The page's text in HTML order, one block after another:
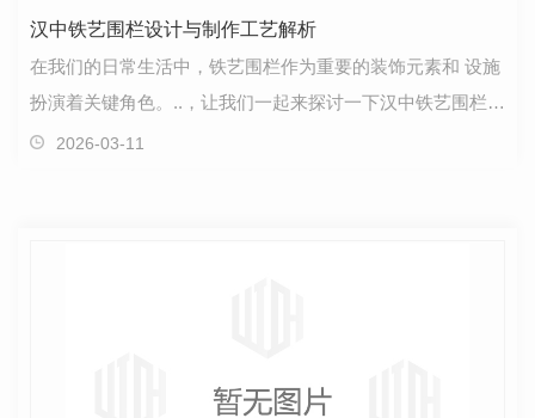
汉中铁艺围栏设计与制作工艺解析
在我们的日常生活中，铁艺围栏作为重要的装饰元素和 设施
扮演着关键角色。..，让我们一起来探讨一下汉中铁艺围栏的
设计与制作工艺。首先，说到围栏的设计，有一…
2026-03-11